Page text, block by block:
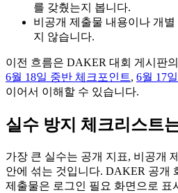
를 갖췄는지 봅니다.
비공개 제출물 내용이나 개
지 않습니다.
이전 흐름은 DAKER 대회 게시판의
6월 18일 중반 체크포인트, 6월 17
이어서 이해할 수 있습니다.
실수 방지 체크리스트
가장 큰 실수는 공개 지표, 비공개
안에 섞는 것입니다. DAKER 공개
제출물은 로그인 필요 화면으로 표